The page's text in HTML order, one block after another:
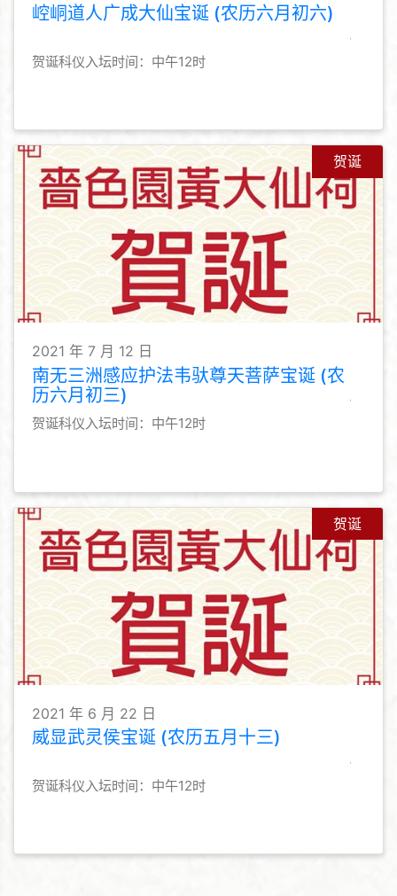
崆峒道人广成大仙宝诞 (农历六月初六)
贺诞科仪入坛时间：中午12时
贺诞
2021 年 7 月 12 日
南无三洲感应护法韦驮尊天菩萨宝诞 (农
历六月初三)
贺诞科仪入坛时间：中午12时
贺诞
2021 年 6 月 22 日
威显武灵侯宝诞 (农历五月十三)
贺诞科仪入坛时间：中午12时